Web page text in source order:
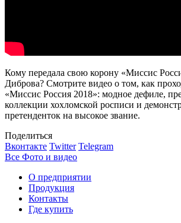
Кому передала свою корону «Миссис
Диброва? Смотрите видео о том, как
«Миссис Россия 2018»: модное дефиле,
коллекции хохломской росписи и
претенденток на высокое звание.
Поделиться
Вконтакте Twitter Telegram
Все Фото и видео
О предприятии
Продукция
Контакты
Где купить